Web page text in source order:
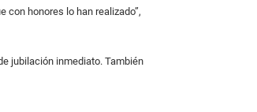
con honores lo han realizado”,
jubilación inmediato. También